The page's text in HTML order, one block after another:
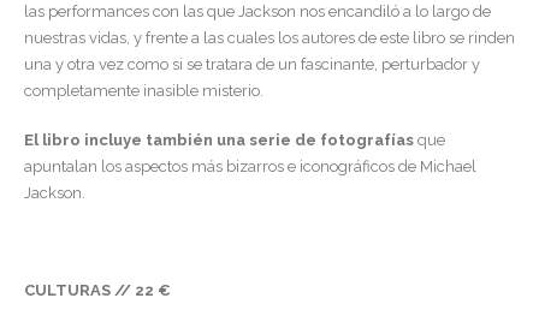
las performances con las que Jackson nos encandiló a lo largo de
nuestras vidas, y frente a las cuales los autores de este libro se rinden
una y otra vez como si se tratara de un fascinante, perturbador y
completamente inasible misterio.
El libro incluye también una serie de fotografías que
apuntalan los aspectos más bizarros e iconográficos de Michael
Jackson.
CULTURAS // 22 €